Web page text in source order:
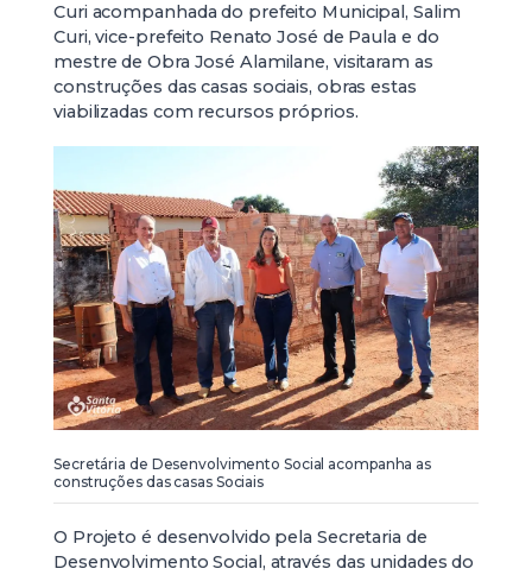
Curi acompanhada do prefeito Municipal, Salim
Curi, vice-prefeito Renato José de Paula e do
mestre de Obra José Alamilane, visitaram as
construções das casas sociais, obras estas
viabilizadas com recursos próprios.
Secretária de Desenvolvimento Social acompanha as
construções das casas Sociais
O Projeto é desenvolvido pela Secretaria de
Desenvolvimento Social, através das unidades do